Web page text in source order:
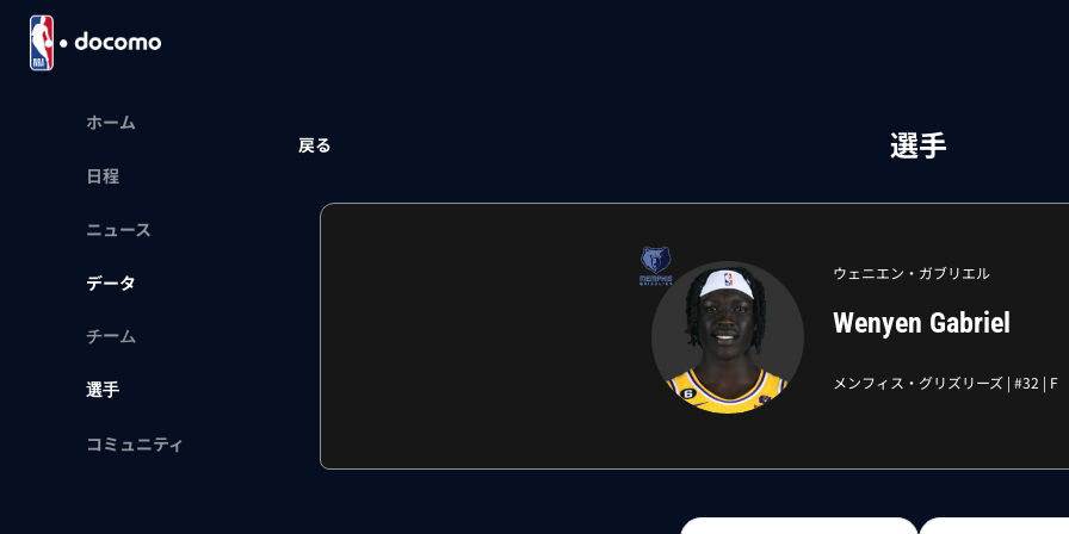
ホーム
日程
ニュース
データ
チーム
選手
コミュニティ
戻る 選手
ウェニエン・ガブリエル
Wenyen Gabriel
メンフィス・グリズリーズ | #32 | F